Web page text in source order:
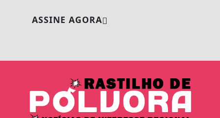
ASSINE AGORA